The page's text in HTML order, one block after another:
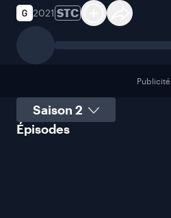
2021 STC
Publicité
Sélectionner une saison
Épisodes